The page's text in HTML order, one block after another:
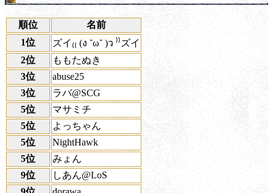
順位
名前
1位
ズイ₍₍ (ง ˘ω˘ )ว ⁾⁾ズイ
2位
ももたぬき
3位
abuse25
3位
ラバ@SCG
5位
マサミチ
5位
よっちゃん
5位
NightHawk
5位
みょん
9位
しあん@LoS